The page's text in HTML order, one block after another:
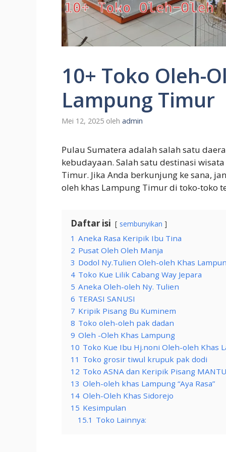
10+ Toko Oleh-
Lampung Timur
Mei 12, 2025 oleh admin
Pulau Sumatera adalah salah satu
kebudayaan. Salah satu destinasi
Timur. Jika Anda berkunjung ke sana,
oleh khas Lampung Timur di toko-toko
Daftar isi sembunyikan
1 Aneka Rasa Keripik Ibu Tina
2 Pusat Oleh Oleh Manja
3 Dodol Ny.Tulien Oleh-oleh Khas
4 Toko Kue Lilik Cabang Way Jepara
5 Aneka Oleh-oleh Ny. Tulien
6 TERASI SANUSI
7 Kripik Pisang Bu Kuminem
8 Toko oleh-oleh pak dadan
9 Oleh -Oleh Khas Lampung
10 Toko Kue Ibu Hj.noni Oleh-oleh Khas
11 Toko grosir tiwul krupuk pak dodi
12 Toko ASNA dan Keripik Pisang
13 Oleh-oleh khas Lampung “Aya Rasa”
14 Oleh-Oleh Khas Sidorejo
15 Kesimpulan
15.1 Toko Lainnya: